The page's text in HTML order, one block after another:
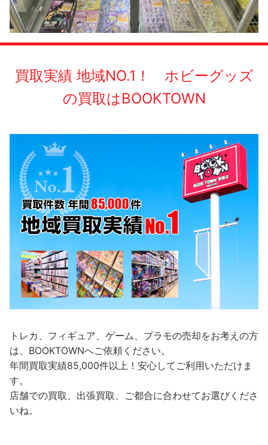
買取実績 地域NO.1！ ホビーグッズ
の買取はBOOKTOWN
トレカ、フィギュア、ゲーム、プラモの売却をお考えの方
は、BOOKTOWNへご依頼ください。
年間買取実績85,000件以上！安心してご利用いただけま
す。
店舗での買取、出張買取、ご都合に合わせてお選びくださ
いね。